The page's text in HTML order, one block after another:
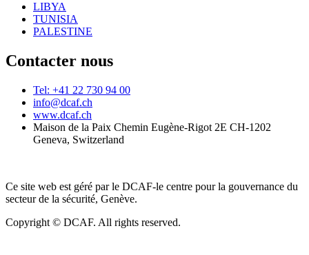
LIBYA
TUNISIA
PALESTINE
Contacter nous
Tel: +41 22 730 94 00
info@dcaf.ch
www.dcaf.ch
Maison de la Paix Chemin Eugène-Rigot 2E CH-1202
Geneva, Switzerland
Ce site web est géré par le DCAF-le centre pour la gouvernance du
secteur de la sécurité, Genève.
Copyright © DCAF. All rights reserved.